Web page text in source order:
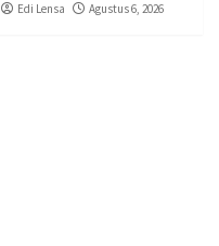
Edi Lensa Agustus 6, 2026